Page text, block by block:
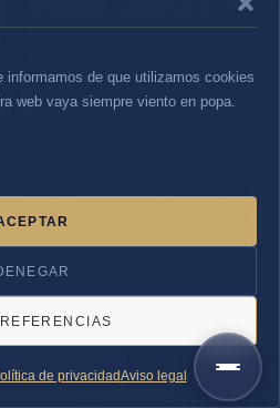
informamos de que utilizamos cookies
web vaya siempre viento en popa.
de privacidadAviso legal
Preguntas
Tarifas